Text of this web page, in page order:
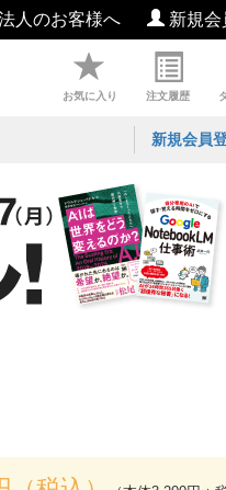
人のお客様へ 新規
お気に入り 注文履歴
新規会員